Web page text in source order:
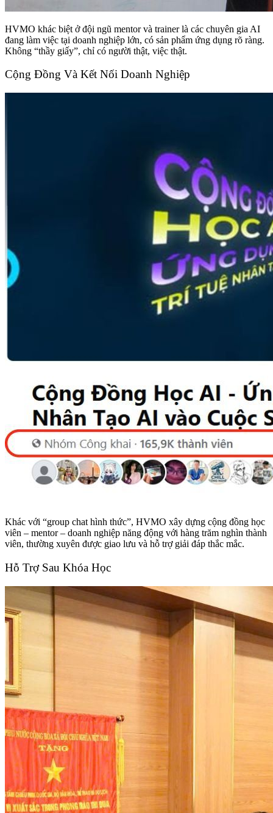
HVMO khác biệt ở đội ngũ mentor và trainer là các chuyên gia AI
đang làm việc tại doanh nghiệp lớn, có sản phẩm ứng dụng rõ ràng.
Không “thầy giấy”, chỉ có người thật, việc thật.
Cộng Đồng Và Kết Nối Doanh Nghiệp
Khác với “group chat hình thức”, HVMO xây dựng cộng đồng học
viên – mentor – doanh nghiệp năng động với hàng trăm nghìn thành
viên, thường xuyên được giao lưu và hỗ trợ giải đáp thắc mắc.
Hỗ Trợ Sau Khóa Học